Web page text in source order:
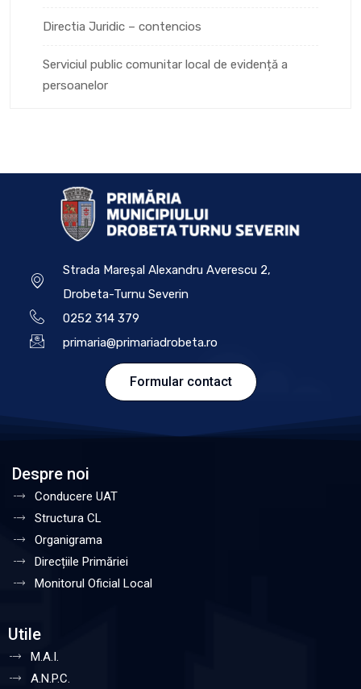
Directia Juridic – contencios
Serviciul public comunitar local de evidență a
persoanelor
Strada Mareșal Alexandru Averescu 2,
Drobeta-Turnu Severin
0252 314 379
primaria@primariadrobeta.ro
Formular contact
Despre noi
Conducere UAT
Structura CL
Organigrama
Direcțiile Primăriei
Monitorul Oficial Local
Utile
M.A.I.
A.N.P.C.